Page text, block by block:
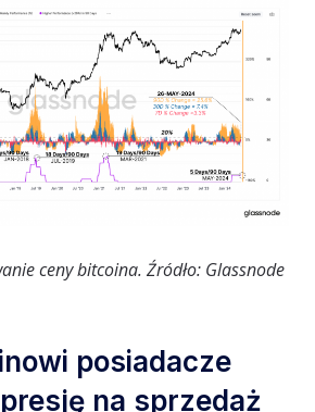
ceny bitcoina. Źródło: Glassnode
posiadacze
na sprzedaż